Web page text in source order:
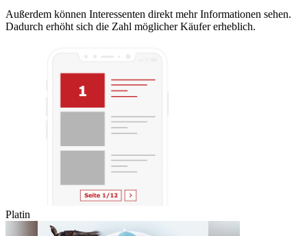
Außerdem können Interessenten direkt mehr Informationen sehen.
Dadurch erhöht sich die Zahl möglicher Käufer erheblich.
Platin